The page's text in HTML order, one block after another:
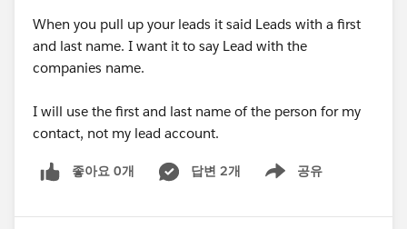
When you pull up your leads it said Leads with a first
and last name. I want it to say Lead with the
companies name.
I will use the first and last name of the person for my
contact, not my lead account.
좋아요 0개 답변 2개 공유
Show menu